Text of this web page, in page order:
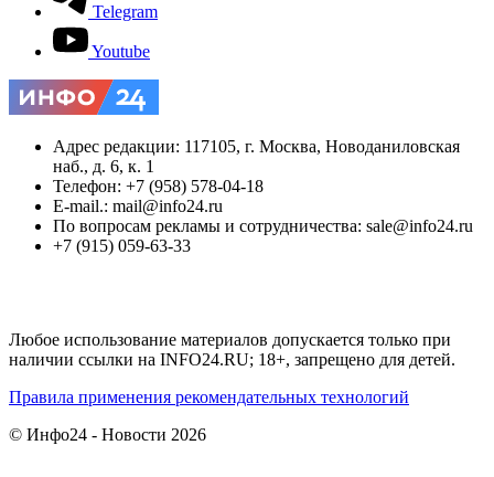
Telegram
Youtube
Адрес редакции: 117105, г. Москва, Новоданиловская
наб., д. 6, к. 1
Телефон: +7 (958) 578-04-18
E-mail.: mail@info24.ru
По вопросам рекламы и сотрудничества: sale@info24.ru
+7 (915) 059-63-33
Любое использование материалов допускается только при
наличии ссылки на INFO24.RU; 18+, запрещено для детей.
Правила применения рекомендательных технологий
© Инфо24 - Новости 2026